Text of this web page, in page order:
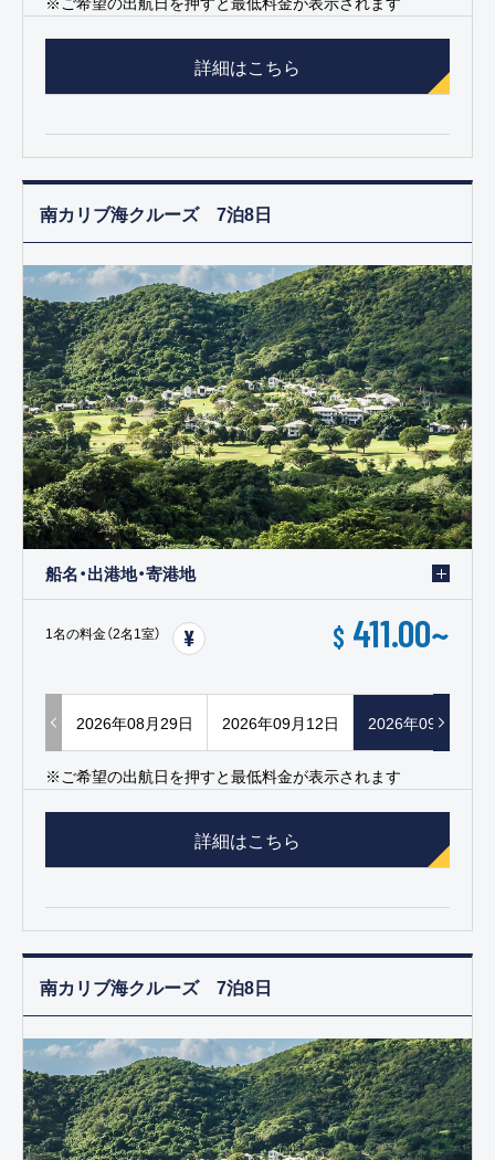
詳細はこちら
南カリブ海クルーズ 7泊8日
船名・出港地・寄港地
1名の料金（2名1室） $ 411.00~
2026年08月29日 2026年09月12日 2026年09月26日
※ご希望の出航日を押すと最低料金が表示されます
詳細はこちら
南カリブ海クルーズ 7泊8日